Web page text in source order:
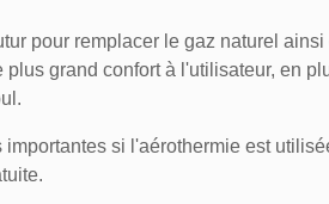
pour remplacer le gaz naturel
grand confort à l'utilisateur, en
si l'aérothermie est